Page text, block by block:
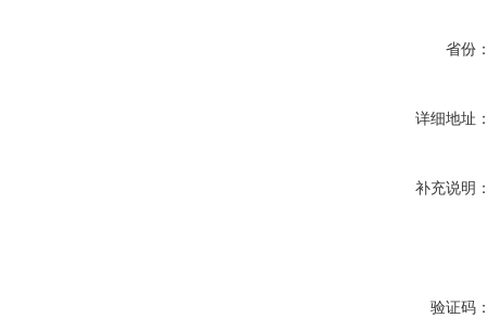
省份
详细地址
补充说明
验证码